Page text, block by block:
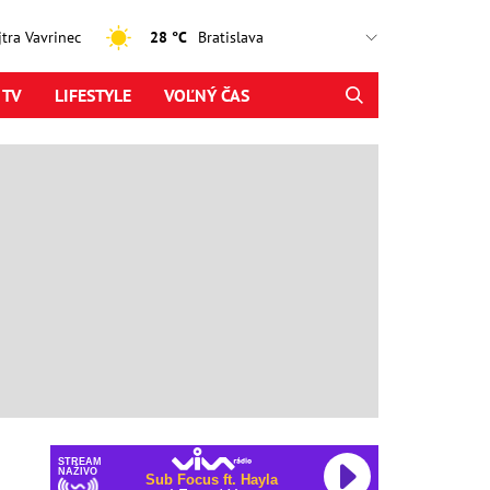
Vavrinec 28 °C
LIFESTYLE VOĽNÝ ČAS
STREAM
NAŽIVO
Sub Focus ft. Hayla